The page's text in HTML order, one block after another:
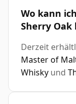
Wo kann
Sherry Oak
Derzeit
Master of
Whisky und